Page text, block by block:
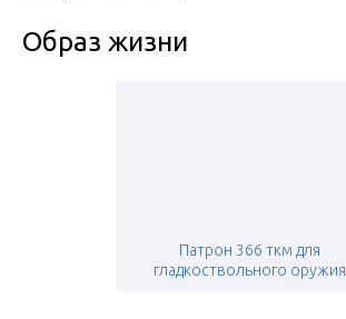
Образ жизни
Патрон 366 ткм для
гладкоствольного оружия